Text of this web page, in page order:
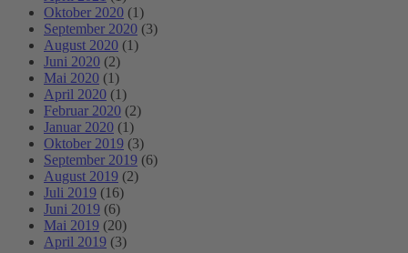
Oktober 2020 (1)
September 2020 (3)
August 2020 (1)
Juni 2020 (2)
Mai 2020 (1)
April 2020 (1)
Februar 2020 (2)
Januar 2020 (1)
Oktober 2019 (3)
September 2019 (6)
August 2019 (2)
Juli 2019 (16)
Juni 2019 (6)
Mai 2019 (20)
April 2019 (3)